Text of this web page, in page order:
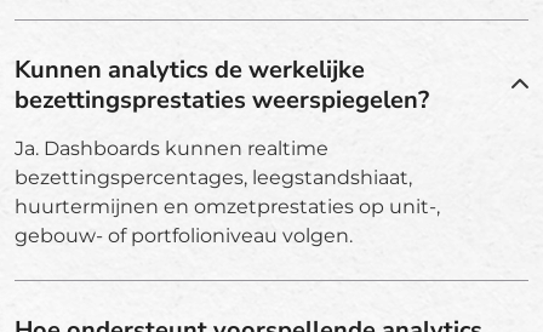
Kunnen analytics de werkelijke
bezettingsprestaties weerspiegelen?
Ja. Dashboards kunnen realtime
bezettingspercentages, leegstandshiaat,
huurtermijnen en omzetprestaties op unit-,
gebouw- of portfolioniveau volgen.